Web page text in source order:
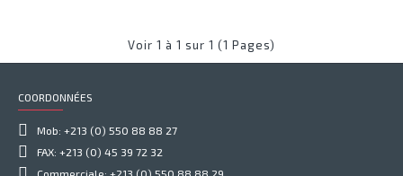
Voir 1 à 1 sur 1 (1 Pages)
COORDONNÉES
Mob: +213 (0) 550 88 88 27
FAX: +213 (0) 45 39 72 32
Commerciale: +213 (0) 550 88 88 29